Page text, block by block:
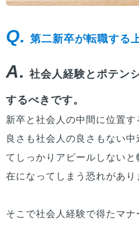
Q. 第二新卒が転職する
A. 社会人経験とポテン
するべきです。
新卒と社会人の中間に位置
良さも社会人の良さもない
てしっかりアピールしない
在になってしまう恐れがあり
そこで社会人経験で得たマ